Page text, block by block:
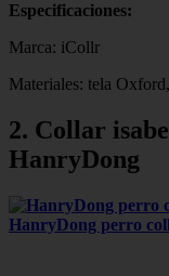
Especificaciones:
Marca: iCollr
Materiales: tela
2. Collar
HanryDong
HanryDong perro